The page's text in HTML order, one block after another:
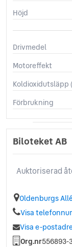
Höjd
Drivmedel
Motoreffekt
Koldioxidutsläpp
Förbrukning
Biloteket AB
Auktoriserad
Oldenburgs Allé
Visa
Visa e-
Org.nr556893-